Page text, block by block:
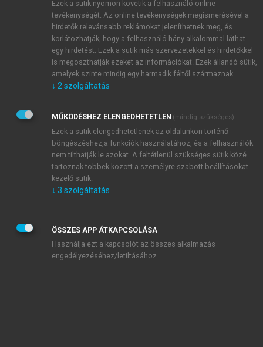
JELSZÓ ÚJRA
Kérek értesítést a MeRSZ újdonságairól, akcióiról.
Kérek értesítést az Akadémiai Kiadó Zrt. újdonságairól,
Adatkezelési tájékoztatóbanfoglaltakat tudomásul
veszem és elfogadom.
Általános vásárlási feltételeket, valamint a szotar.netés a
mersz.huoldalak licencszerződéseiben foglaltakat
tudomásul veszem és elfogadom.
KIPRÓBÁLOM
Ezek a sütik nyomon követik a felhasználó online
tevékenységét. Az online tevékenységek megismerésével a
hirdetők relevánsabb reklámokat jeleníthetnek meg, és
korlátozhatják, hogy a felhasználó hány alkalommal láthat
egy hirdetést. Ezek a sütik más szervezetekkel és hirdetőkkel
is megoszthatják ezeket az információkat. Ezek állandó sütik,
amelyek szinte mindig egy harmadik féltől származnak.
↓ 2 szolgáltatás
MŰKÖDÉSHEZ ELENGEDHETETLEN (mindig szükséges)
Ezek a sütik elengedhetetlenek az oldalunkon történő
böngészéshez,a funkciók használatához, és a felhasználók
nem tilthatják le azokat. A feltétlenül szükséges sütik közé
tartoznak többek között a személyre szabott beállításokat
kezelő sütik.
↓ 3 szolgáltatás
ÖSSZES APP ÁTKAPCSOLÁSA
Használja ezt a kapcsolót az összes alkalmazás
engedélyezéséhez/letiltásához.